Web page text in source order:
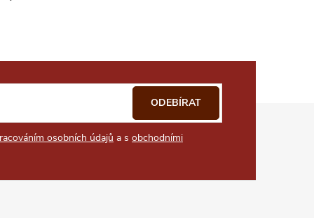
osobních údajů a s obchodními
ODEBÍRAT